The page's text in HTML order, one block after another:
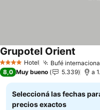
4 EstrellasHotel Bufé
Grupotel Orient
8,0 Muy bueno 5.339 a
Seleccioná las fechas
precios exactos